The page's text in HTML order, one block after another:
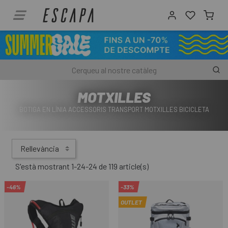
MOTXILLES
BOTIGA EN LÍNIA ACCESSORIS TRANSPORT MOTXILLES BICICLETA
Rellevància
S'està mostrant 1-24-24 de 119 article(s)
-46% -33%
OUTLET